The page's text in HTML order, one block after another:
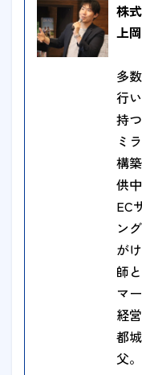
株
上
多
行
持
ミ
構
供中
EC
ン
が
師
マ
経
都
父。